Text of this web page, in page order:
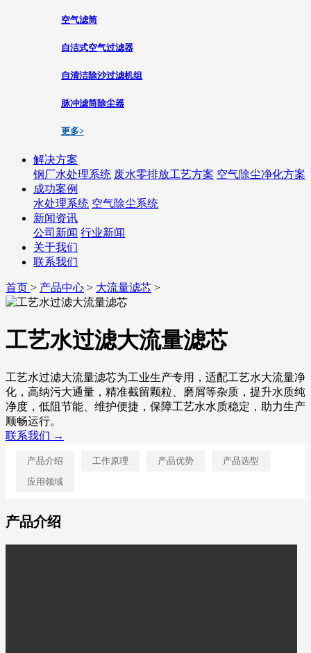
空气滤筒
自洁式空气过滤器
自清洁除沙过滤机组
脉冲滤筒除尘器
更多>
解决方案
钢厂水处理系统 废水零排放工艺方案 空气除尘净化方案
成功案例
水处理系统 空气除尘系统
新闻资讯
公司新闻 行业新闻
关于我们
联系我们
首页 > 产品中心 > 大流量滤芯 >
工艺水过滤大流量滤芯
工艺水过滤大流量滤芯为工业生产专用，适配工艺水大流量净
化，高纳污大通量，精准截留颗粒、磨屑等杂质，提升水质纯
净度，低阻节能、维护便捷，保障工艺水水质稳定，助力生产
顺畅运行。
联系我们 →
产品介绍 工作原理 产品优势
产品选型
应用领域
产品介绍